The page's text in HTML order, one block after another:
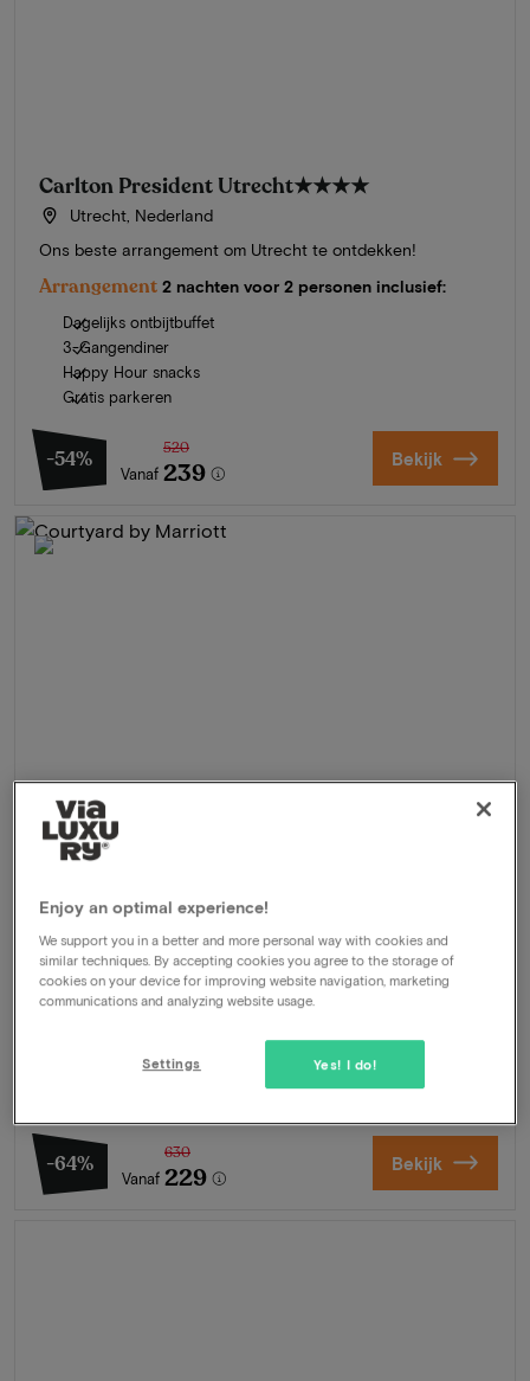
Carlton President Utrecht★★★★
Utrecht, Nederland
Ons beste arrangement om Utrecht te ontdekken!
Arrangement 2 nachten voor 2 personen inclusief:
Dagelijks ontbijtbuffet
3-Gangendiner
Happy Hour snacks
Gratis parkeren
-54%
Vanaf
520
239 Bekijk
Hoofddorp, Nederland
Verken en beleef Haarlem en Amsterdam
Arrangement 2 nachten voor 2 personen inclusief:
3-Gangen menu van de chef
-64%
Vanaf
630
229 Bekijk
Enjoy an optimal experience!
We support you in a better and more personal way with cookies and
similar techniques. By accepting cookies you agree to the storage of
cookies on your device for improving website navigation, marketing
communications and analyzing website usage.
Yes! I do!
Settings